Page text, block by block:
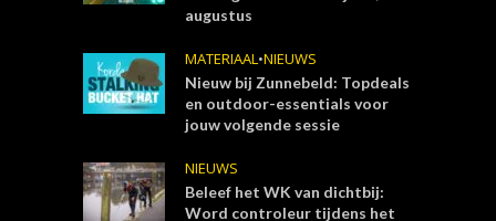
augustus
MATERIAAL•NIEUWS
Nieuw bij Zunnebeld: Topdeals
en outdoor-essentials voor
jouw volgende sessie
NIEUWS
Beleef het WK van dichtbij:
Word controleur tijdens het